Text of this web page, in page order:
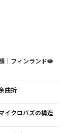
｜フィンランド幸
曲折
イクロバズの構造